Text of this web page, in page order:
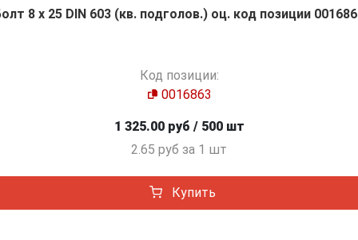
8 х 25 DIN 603 (кв. подголов.) оц. код позиции
Код позиции:
0016863
1 325.00 руб / 500 шт
2.65 руб за 1 шт
Купить